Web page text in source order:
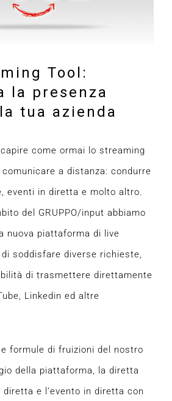
Tool:
la presenza
tua azienda
come ormai lo streaming
a distanza: condurre
eventi in diretta e molto altro.
del GRUPPO/input abbiamo
nuova piattaforma di live
soddisfare diverse richieste,
di trasmettere direttamente
Linkedin ed altre
formule di fruizioni del nostro
della piattaforma, la diretta
diretta e l’evento in diretta con